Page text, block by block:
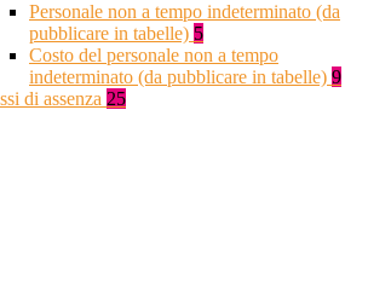
Personale non a tempo indeterminato (da
pubblicare in tabelle) 5
Costo del personale non a tempo
indeterminato (da pubblicare in tabelle) 9
di assenza 25